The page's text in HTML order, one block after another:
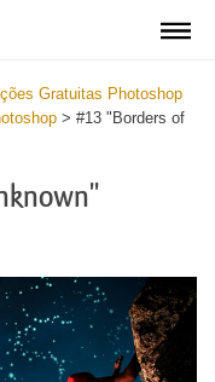
Gratuitas Photoshop
> #13 "Borders of